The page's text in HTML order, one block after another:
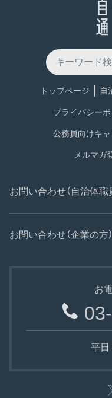
トップページ 自
プライバシー
公務員向けキ
メルマガ
お問い合わせ（自治体職
お問い合わせ（企業の方）
お
平日